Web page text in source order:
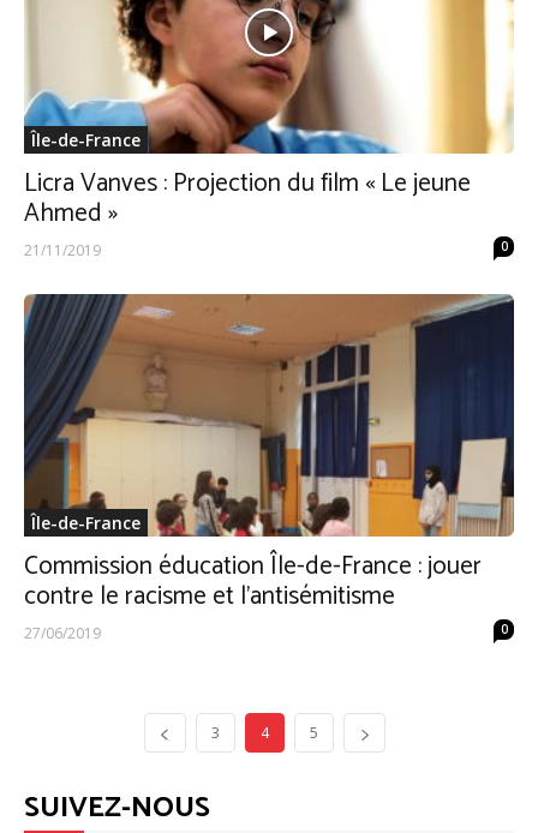
Île-de-France
Licra Vanves : Projection du film « Le jeune
Ahmed »
21/11/2019 0
Île-de-France
Commission éducation Île-de-France : jouer
contre le racisme et l’antisémitisme
27/06/2019 0
3 4 5
SUIVEZ-NOUS